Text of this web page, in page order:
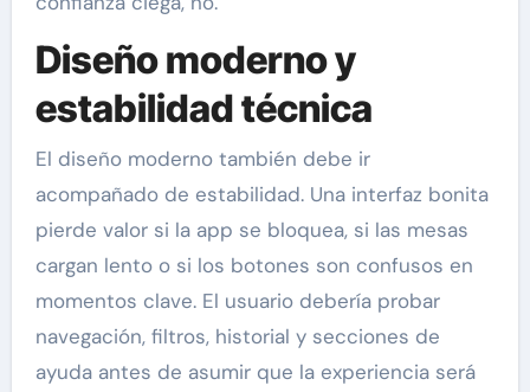
Diseño moderno y
estabilidad técnica
El diseño moderno también debe ir
acompañado de estabilidad. Una interfaz bonita
pierde valor si la app se bloquea, si las mesas
cargan lento o si los botones son confusos en
momentos clave. El usuario debería probar
navegación, filtros, historial y secciones de
ayuda antes de asumir que la experiencia será